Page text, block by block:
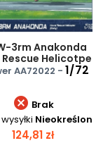
3rm Anakonda
Helicotper
(Early)
AA72022 - 1/72
 Brak
Nieokreślony
Cena
124,81 zł